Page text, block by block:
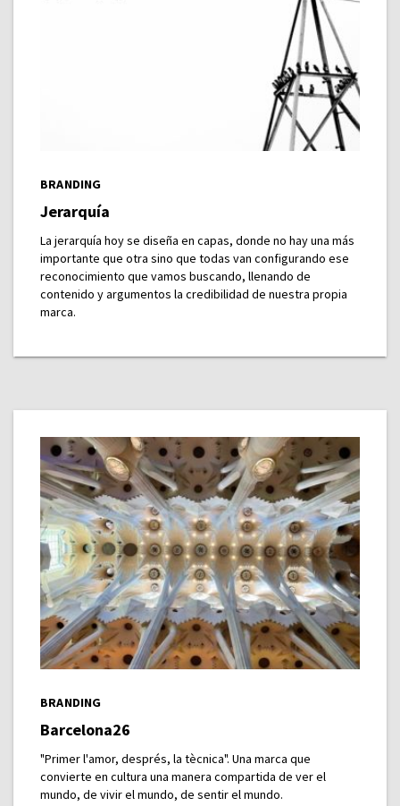
BRANDING
Jerarquía
La jerarquía hoy se diseña en capas, donde no hay una más
importante que otra sino que todas van configurando ese
reconocimiento que vamos buscando, llenando de
contenido y argumentos la credibilidad de nuestra propia
marca.
BRANDING
Barcelona26
"Primer l'amor, després, la tècnica". Una marca que
convierte en cultura una manera compartida de ver el
mundo, de vivir el mundo, de sentir el mundo.